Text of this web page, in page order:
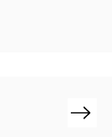
Next